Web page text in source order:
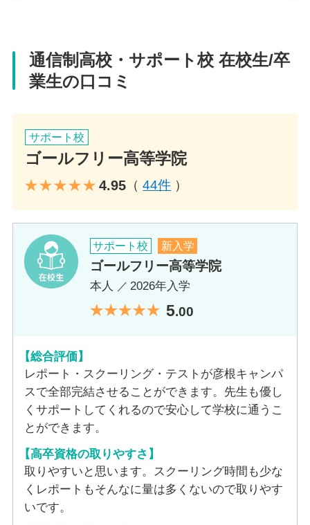
キャンパス長 倉津 高典 先生
キャンパスの特徴
草津キャンパスは、５階建て建物１棟全てがゴールフリー高等
学院のキャンパスです。1階は先生と生徒、生徒どうしの交流や
勉強に集中できる教室になっており、集中とリフレッシュを切
導で、小中学校の学び直しから大学受験対策まで、生徒一人ひ
とりの目標と現状の学力・理解度に応じた学習計画を立てま
す。月１回の教員と生徒との二者面談では、勉強の悩みだけで
なく、私生活や生活リズムのことなど、何でも相談できます。
他人と比べるのではなく、昨日の自分と比べる。昨日の自分よ
日々の小さな成功体験の積み重ねができることを大切に生徒と
れている先生も多く在籍しています。コーチはいつでも好きな
科目を指導してくれるだけでなく、草津キャンパスの生徒だっ
た時の経験談も聞くことができますよ。
対応可能コース
・進学コース
・特進コース
・進学コース＋オンラインサポート
も力をもらっています。ここには生徒の「や
りたい」をサポートしてくれる先生がいま
す。 生徒の想いを実現できるよう全力でサポ
キャンパスの特徴
が先生と一緒にデザインしたおしゃれな内装が特徴です。生徒
る5つの教室があり、メリハリをつけて過ごすことができます。
フリースペースではカードゲームや読書、友達との会話を楽し
む生徒の姿が見られ、放課後には、ゴールフリー高等学院でで
きた友人とビバシティやプロシードアリーナに遊びに行く生徒
もいます。南彦根駅から徒歩5分の閑静な住宅街に位置するた
通うお子様を持つ保護者の方々のコミュニティを形成するきっ
かけにもなっています。 「ゴールフリー高等学院を選んでよか
った」そう心から思ってもらえるよう、一人ひとりに寄り添い
サポートします。
対応可能コース
・進学コース
・特進コース
・進学コース＋オンラインサポート
てくれる先生やコーチがたくさんいます。 自
分の目指す道を見つけ、輝くための準備を一
緒にしましょう。
キャンパスの特徴
生徒とかかわる先生（社員、教員、コーチ）は皆、教育コーチ
整えています。 月一回以上の二者面談では、勉強や進路の相談
から悩みごとなど、なんでも相談できます。生徒との距離が近
く親しみやすい環境です。 志共育講座では、生徒が将来どうい
ったことがしたいのかを考え、様々なワークに取組み自身の軸
となる志を立てます。志を立てることで進路を明確にし、受験
目の前という登校しやすい立地で、清潔感のあるキャンパスに
ター室）がありメリハリをつけて勉強に取組みやすい環境が整
っています。 校外学習も人気で、生徒が楽しくグループ活動が
できるような企画を月に一回以上開催しています。 保護者会で
は、保護者の不安や悩みを共有し解決できるようなグループセ
ッションなどを企画、開催しています。 生徒と保護者様に寄り
添い、共に良い場を作っていきたいという想いで運営しており
ます。
対応可能コース
伏見キャンパスは、卒業の時に「ここに通え
てよかった」と感じられる学校です。大学進
学を目指す仲間と切磋琢磨しながら、充実し
キャンパス長 相原 友紀 先生
キャンパスの特徴
伏見キャンパスは、近鉄・京阪「丹波橋駅」から徒歩3分の便利
な立地にある、大学進学を目指す生徒のための通信制高校で
す。単位取得に必要なスクーリング、レポート、テストはすべ
て伏見キャンパスで行えます。授業は毎週毎日開講しており、
自分の体調や予定に合わせて自由に登校することが可能です。
すべての授業は個別指導型で、生徒一人ひとりに最適な受験カ
を重点的に学べるため、効率的に学力を伸ばすことができま
す。少人数な環境で教職員との距離が近く、質問や相談もしや
すいのが特徴です。さらに、月1回の面談では学習面だけでなく
メンタル面のサポートも行い、進学という目標に向かって安心
して学べる体制を整えています。
・進学コース
・特進コース
・進学コース＋オンラインサポート
通信制高校・サポート校 在校生/卒
業生の口コミ
サポート校
ゴールフリー高等学院
4.95 （44件 ）
サポート校 新入学
ゴールフリー高等学院
本人 2026年入学
5.00
【総合評価】
レポート・スクーリング・テストが彦根キャンパ
スで全部完結させることができます。先生も優し
くサポートしてくれるので安心して学校に通うこ
とができます。
【高卒資格の取りやすさ】
取りやすいと思います。スクーリング時間も少な
くレポートもそんなに量は多くないので取りやす
いです。